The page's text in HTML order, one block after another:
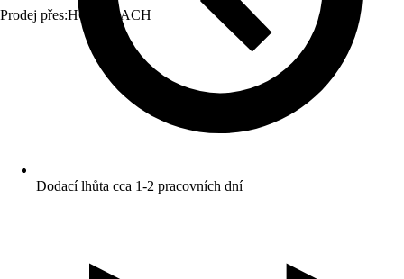
Prodej přes:HORNBACH
Dodací lhůta cca 1-2 pracovních dní